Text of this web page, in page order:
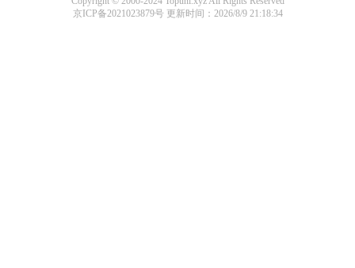
京ICP备2021023879号更新时间：2026/8/9 21:18:34